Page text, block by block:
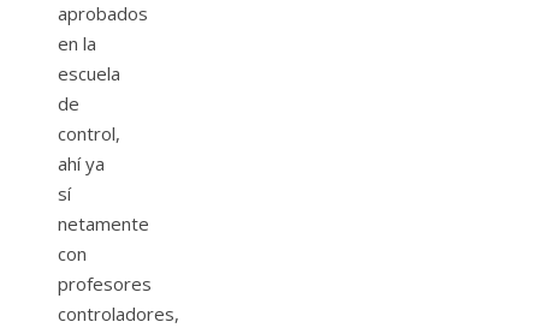
aprobados
en la
escuela
de
control,
ahí ya
sí
netamente
con
profesores
controladores,